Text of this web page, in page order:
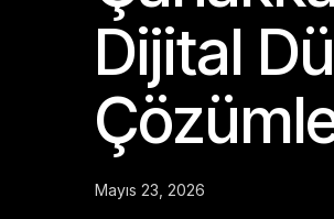
Dijital
Mayıs 23, 2026